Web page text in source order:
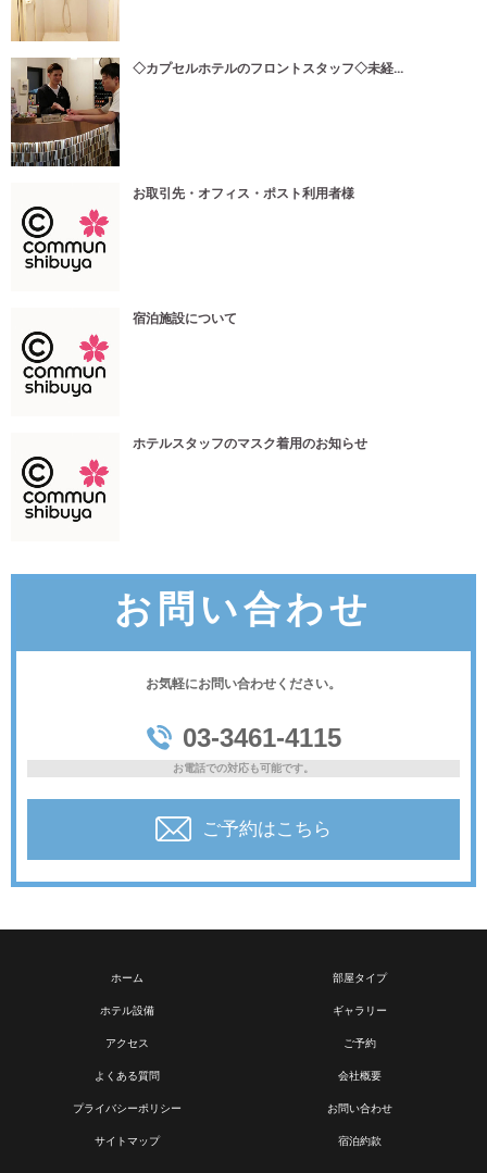
◇カプセルホテルのフロントスタッフ◇未経...
お取引先・オフィス・ポスト利用者様
宿泊施設について
ホテルスタッフのマスク着用のお知らせ
お問い合わせ
お気軽にお問い合わせください。
03-3461-4115
お電話での対応も可能です。
ご予約はこちら
ホーム 部屋タイプ
ホテル設備 ギャラリー
アクセス ご予約
よくある質問 会社概要
プライバシーポリシー お問い合わせ
サイトマップ 宿泊約款